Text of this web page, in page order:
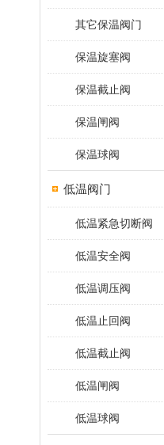
其它保温阀门
保温旋塞阀
保温截止阀
保温闸阀
保温球阀
低温阀门
低温紧急切断阀
低温安全阀
低温调压阀
低温止回阀
低温截止阀
低温闸阀
低温球阀